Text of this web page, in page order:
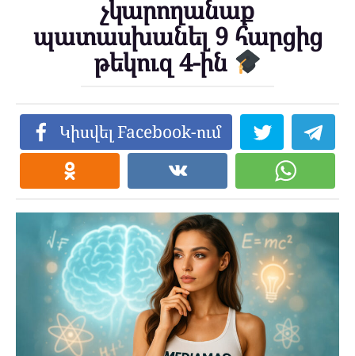
չկարողանաք
պատասխանել 9 հարցից
թեկուզ 4-ին
Կիսվել Facebook-ում